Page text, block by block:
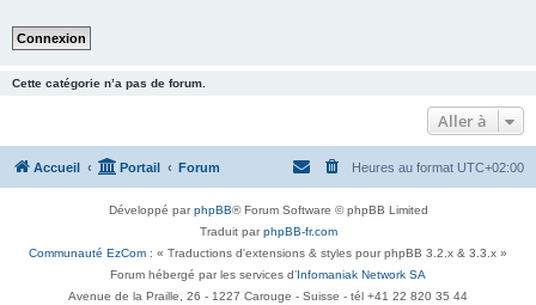
Cette catégorie n’a pas de forum.
Aller à
Accueil Portail Forum Heures au format UTC+02:00
Développé parphpBB® Forum Software © phpBB Limited
Traduit parphpBB-fr.com
Communauté EzCom : « Traductions d'extensions & styles pour phpBB 3.2.x & 3.3.x »
Forum hébergé par les services d’ Infomaniak Network SA
Avenue de la Praille, 26 - 1227 Carouge - Suisse - tél +41 22 820 35 44